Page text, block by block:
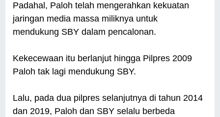
Padahal, Paloh telah mengerahkan kekuatan
jaringan media massa miliknya untuk
mendukung SBY dalam pencalonan.
Kekecewaan itu berlanjut hingga Pilpres 2009
Paloh tak lagi mendukung SBY.
Lalu, pada dua pilpres selanjutnya di tahun 2014
dan 2019, Paloh dan SBY selalu berbeda